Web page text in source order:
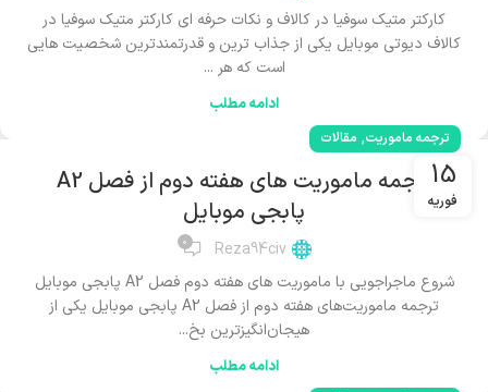
کارکتر متیک سوفیا در کالاف و نکات حرفه ای کارکتر متیک سوفیا در
کالاف دیوتی موبایل یکی از جذاب ترین و قدرتمندترین شخصیت هایی
است که هر ...
ادامه مطلب
15
فوریه
ترجمه ماموریت, مقالات
ترجمه ماموریت های هفته دوم از فصل A2
پابجی موبایل
Reza94civ
0
شروع ماجراجویی با ماموریت های هفته دوم فصل A2 پابجی موبایل
ترجمه ماموریت‌های هفته دوم از فصل A2 پابجی موبایل یکی از
هیجان‌انگیزترین بخ...
ادامه مطلب